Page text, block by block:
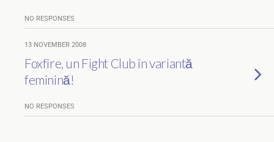
NO RESPONSES
13 NOVEMBER 2008
Foxfire, un Fight Club în variantă
feminină!
NO RESPONSES